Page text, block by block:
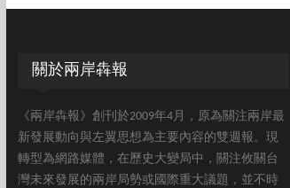
關於兩岸犇報
《兩岸犇報》創刊於2009年4月，原為關注兩岸最
新發展動向與左翼思想為主要內容的雙週報。現
轉型為網路媒體，在歷史大變局中，關注攸關台
灣未來發展的兩岸局勢或國際重大議題，並不時